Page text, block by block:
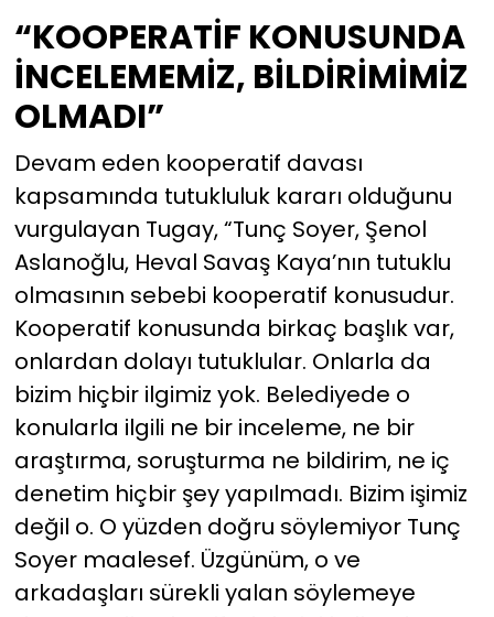
“KOOPERATİF KONUSUNDA
İNCELEMEMİZ, BİLDİRİMİMİZ
OLMADI”
Devam eden kooperatif davası
kapsamında tutukluluk kararı olduğunu
vurgulayan Tugay, “Tunç Soyer, Şenol
Aslanoğlu, Heval Savaş Kaya’nın tutuklu
olmasının sebebi kooperatif konusudur.
Kooperatif konusunda birkaç başlık var,
onlardan dolayı tutuklular. Onlarla da
bizim hiçbir ilgimiz yok. Belediyede o
konularla ilgili ne bir inceleme, ne bir
araştırma, soruşturma ne bildirim, ne iç
denetim hiçbir şey yapılmadı. Bizim işimiz
değil o. O yüzden doğru söylemiyor Tunç
Soyer maalesef. Üzgünüm, o ve
arkadaşları sürekli yalan söylemeye